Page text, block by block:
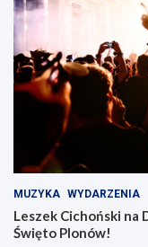
MUZYKA WYDARZENIA
Leszek Cichoński na
Święto Plonów!